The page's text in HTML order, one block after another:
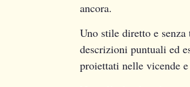
ancora.
Uno stile diretto e
descrizioni puntuali ed
proiettati nelle vicende